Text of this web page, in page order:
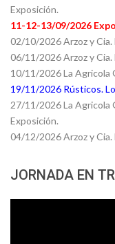
Exposición.
11-12-13/09/2026
02/10/2026 Arzoz y Cia.
06/11/2026 Arzoz y Cia.
10/11/2026 La Agricola
19/11/2026 Rústicos.
27/11/2026 La Agricola
Exposición.
04/12/2026 Arzoz y Cia.
JORNADA EN